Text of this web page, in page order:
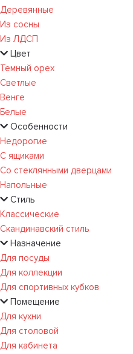
Деревянные
Из сосны
Из ЛДСП
Цвет
Темный орех
Светлые
Венге
Белые
Особенности
Недорогие
С ящиками
Со стеклянными дверцами
Напольные
Стиль
Классические
Скандинавский стиль
Назначение
Для посуды
Для коллекции
Для спортивных кубков
Помещение
Для кухни
Для столовой
Для кабинета